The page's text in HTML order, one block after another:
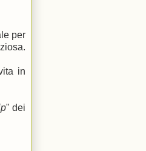
per
in
" dei